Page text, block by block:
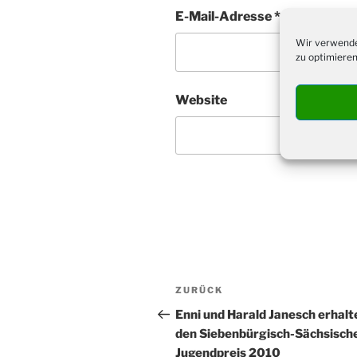
Wir
zu
E-Mail-Adresse*
Website
Beitragsnavigation
Vorheriger
Beitrag
ZURÜCK
Enni und Harald Janesch
den Siebenbürgisch-
Jugendpreis 2010